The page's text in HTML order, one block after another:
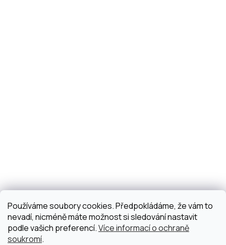
Používáme soubory cookies. Předpokládáme, že vám to
nevadí, nicméně máte možnost si sledování nastavit
podle vašich preferencí.Více informací o ochraně
soukromí.